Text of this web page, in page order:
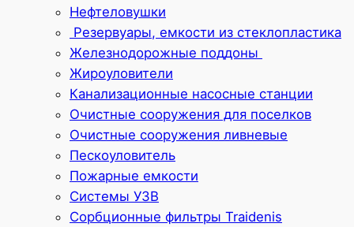
Нефтеловушки
Резервуары, емкости из стеклопластика
Железнодорожные поддоны
Жироуловители
Канализационные насосные станции
Очистные сооружения для поселков
Очистные сооружения ливневые
Пескоуловитель
Пожарные емкости
Системы УЗВ
Сорбционные фильтры Traidenis